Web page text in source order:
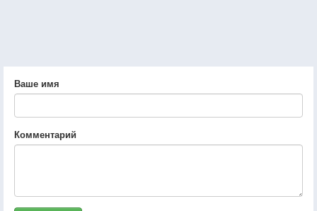
Ваше имя
Комментарий